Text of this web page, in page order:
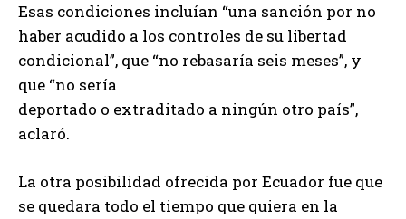
Esas condiciones incluían “una sanción por no
haber acudido a los controles de su libertad
condicional”, que “no rebasaría seis meses”, y
que “no sería
deportado o extraditado a ningún otro país”,
aclaró.
La otra posibilidad ofrecida por Ecuador fue que
se quedara todo el tiempo que quiera en la